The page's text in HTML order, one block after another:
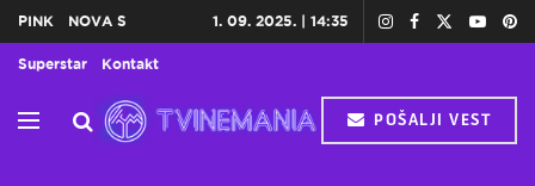
PINK NOVA S
Superstar Kontakt
1. 09. 2025. | 14:35
POŠALJI VEST